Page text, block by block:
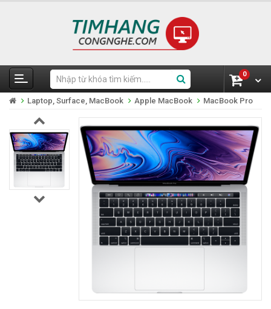
0
Laptop, Surface, MacBook Apple MacBook MacBook Pro